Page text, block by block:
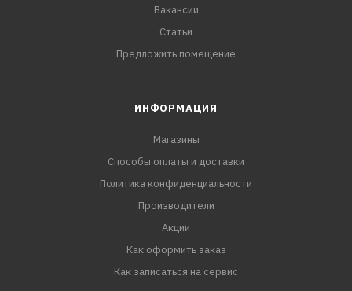
Вакансии
Статьи
Предложить помещение
ИНФОРМАЦИЯ
Магазины
Способы оплаты и доставки
Политика конфиденциальности
Производители
Акции
Как оформить заказ
Как записаться на сервис